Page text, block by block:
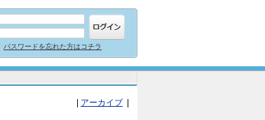
パスワードを忘れた方はコチラ
アーカイブ